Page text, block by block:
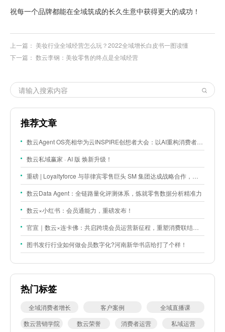
祝每一个品牌都能在全域筑成的长久生意中获得更大的成功！
上一篇： 美妆行业全域经营怎么玩？2022全域增长白皮书一图读懂
下一篇： 数云李钢：美妆零售的终点是全域经营
推荐文章
数云Agent OS亮相华为云INSPIRE创想者大会：以AI重构消费者运营与零售营销新范式
数云私域赢家 · AI 版 焕新升级！
重磅 | Loyaltyforce 与菲律宾零售巨头 SM 集团达成战略合作，携手开启 SMAC 会员数智化运营新征程
数云Data Agent：全链路量化评测体系，炼就零售数据分析精准力
数云×小红书：会员通能力，重磅发布！
官宣｜数云×连卡佛：共启跨境会员运营新征程，重塑消费联结新体验
图书发行行业如何做会员数字化?河南新华书店给打了个样！
热门标签
全域消费者增长 客户案例
全域直播课
数云营销学院
数云荣誉 消费者运营
私域运营